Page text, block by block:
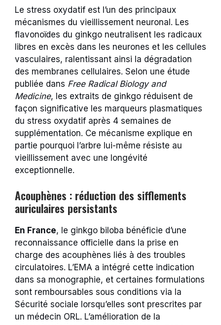
Le stress oxydatif est l’un des principaux
mécanismes du vieillissement neuronal. Les
flavonoïdes du ginkgo neutralisent les radicaux
libres en excès dans les neurones et les cellules
vasculaires, ralentissant ainsi la dégradation
des membranes cellulaires. Selon une étude
publiée dans Free Radical Biology and
Medicine, les extraits de ginkgo réduisent de
façon significative les marqueurs plasmatiques
du stress oxydatif après 4 semaines de
supplémentation. Ce mécanisme explique en
partie pourquoi l’arbre lui-même résiste au
vieillissement avec une longévité
exceptionnelle.
Acouphènes : réduction des sifflements
auriculaires persistants
En France, le ginkgo biloba bénéficie d’une
reconnaissance officielle dans la prise en
charge des acouphènes liés à des troubles
circulatoires. L’EMA a intégré cette indication
dans sa monographie, et certaines formulations
sont remboursables sous conditions via la
Sécurité sociale lorsqu’elles sont prescrites par
un médecin ORL. L’amélioration de la